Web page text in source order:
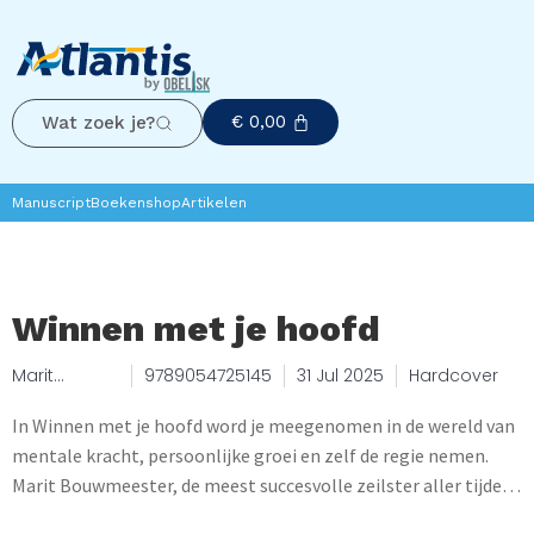
Wat zoek je? € 0,00
ManuscriptBoekenshopArtikelen
Winnen met je hoofd
Marit
er, Nico van
Yperen
9789054725145 31 Jul 2025 Hardcover
In Winnen met je hoofd word je meegenomen in de wereld van
mentale kracht, persoonlijke groei en zelf de regie nemen.
Marit Bouwmeester, de meest succesvolle zeilster aller tijden,